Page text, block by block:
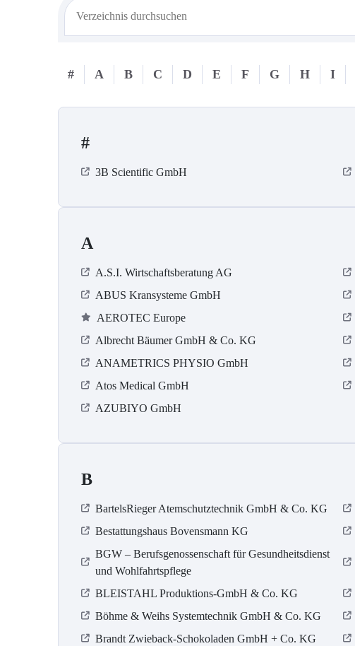
# A B C D E F G H I
#
3B Scientific GmbH
A
A.S.I. Wirtschaftsberatung AG
ABUS Kransysteme GmbH
AEROTEC Europe
Albrecht Bäumer GmbH & Co. KG
ANAMETRICS PHYSIO GmbH
Atos Medical GmbH
AZUBIYO GmbH
B
BartelsRieger Atemschutztechnik GmbH & Co. KG
Bestattungshaus Bovensmann KG
BGW – Berufsgenossenschaft für Gesundheitsdienst
und Wohlfahrtspflege
BLEISTAHL Produktions-GmbH & Co. KG
Böhme & Weihs Systemtechnik GmbH & Co. KG
Brandt Zwieback-Schokoladen GmbH + Co. KG